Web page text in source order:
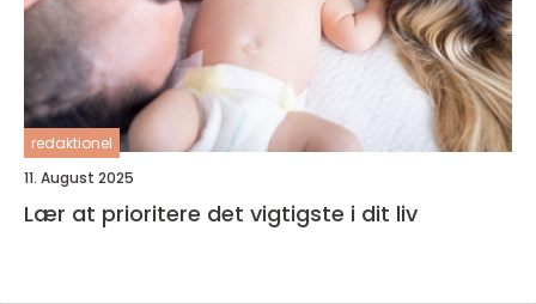
redaktionel
11. August 2025
Lær at prioritere det vigtigste i dit liv